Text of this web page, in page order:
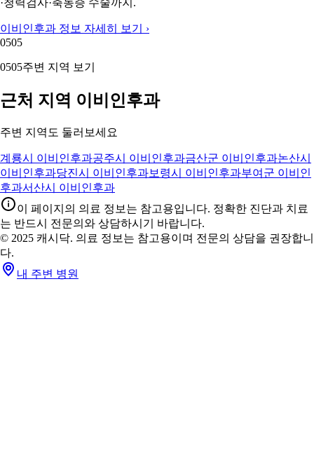
·청력검사·축농증 수술까지.
이비인후과 정보 자세히 보기 ›
0505
0505주변 지역 보기
근처 지역 이비인후과
주변 지역도 둘러보세요
계룡시 이비인후과공주시 이비인후과금산군 이비인후과논산시
이비인후과당진시 이비인후과보령시 이비인후과부여군 이비인
후과서산시 이비인후과
이 페이지의 의료 정보는 참고용입니다. 정확한 진단과 치료
는 반드시 전문의와 상담하시기 바랍니다.
© 2025 캐시닥. 의료 정보는 참고용이며 전문의 상담을 권장합니
다.
내 주변 병원